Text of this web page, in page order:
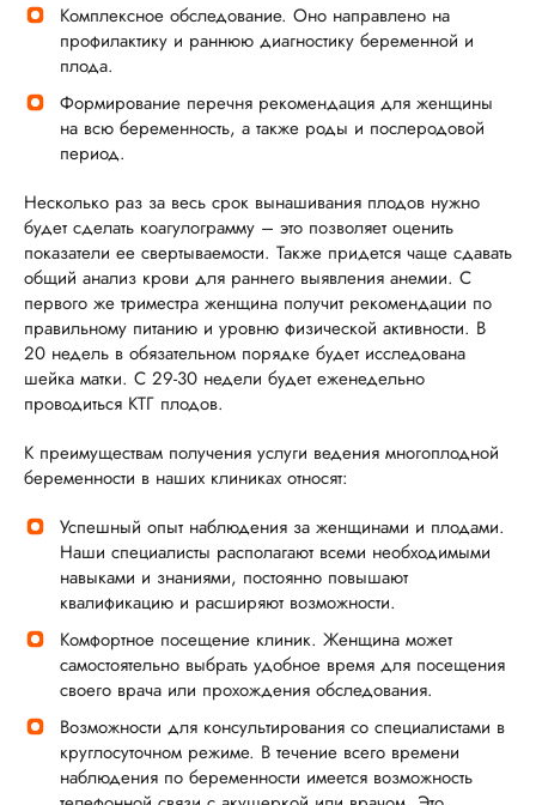
Комплексное обследование. Оно направлено на
профилактику и раннюю диагностику беременной и
плода.
Формирование перечня рекомендация для женщины
на всю беременность, а также роды и послеродовой
период.
Несколько раз за весь срок вынашивания плодов нужно
будет сделать коагулограмму – это позволяет оценить
показатели ее свертываемости. Также придется чаще сдавать
общий анализ крови для раннего выявления анемии. С
первого же триместра женщина получит рекомендации по
правильному питанию и уровню физической активности. В
20 недель в обязательном порядке будет исследована
шейка матки. С 29-30 недели будет еженедельно
проводиться КТГ плодов.
К преимуществам получения услуги ведения многоплодной
беременности в наших клиниках относят:
Успешный опыт наблюдения за женщинами и плодами.
Наши специалисты располагают всеми необходимыми
навыками и знаниями, постоянно повышают
квалификацию и расширяют возможности.
Комфортное посещение клиник. Женщина может
самостоятельно выбрать удобное время для посещения
своего врача или прохождения обследования.
Возможности для консультирования со специалистами в
круглосуточном режиме. В течение всего времени
наблюдения по беременности имеется возможность